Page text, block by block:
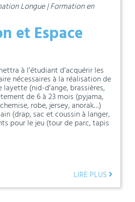
Longue | Formation en
et Espace
à l’étudiant d’acquérir les
nécessaires à la réalisation de
(nid-d’ange, brassières,
de 6 à 23 mois (pyjama,
robe, jersey, anorak…)
(drap, sac et coussin à langer,
pour le jeu (tour de parc, tapis
LIRE PLUS